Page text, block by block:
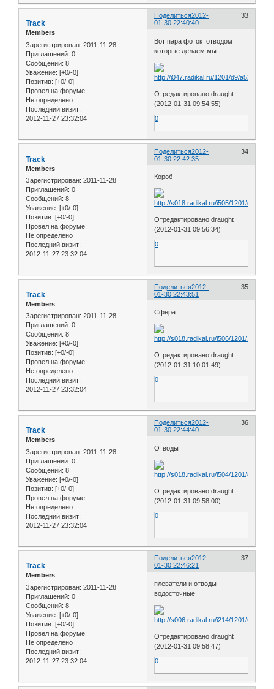
Поделиться 33
2012-
01-30 22:40:40
Track
Members
Зарегистрирован: 2011-11-28
Приглашений: 0
Сообщений: 8
Уважение: [+0/-0]
Позитив: [+0/-0]
Провел на форуме:
Не определено
Последний визит:
2012-11-27 23:32:04
Вот пара фоток отводом
которые делаем мы.
Отредактировано draught
(2012-01-31 09:54:55)
0
Поделиться 34
2012-
01-30 22:42:35
Track
Members
Зарегистрирован: 2011-11-28
Приглашений: 0
Сообщений: 8
Уважение: [+0/-0]
Позитив: [+0/-0]
Провел на форуме:
Не определено
Последний визит:
2012-11-27 23:32:04
Короб
Отредактировано draught
(2012-01-31 09:56:34)
0
Поделиться 35
2012-
01-30 22:43:51
Track
Members
Зарегистрирован: 2011-11-28
Приглашений: 0
Сообщений: 8
Уважение: [+0/-0]
Позитив: [+0/-0]
Провел на форуме:
Не определено
Последний визит:
2012-11-27 23:32:04
Сфера
Отредактировано draught
(2012-01-31 10:01:49)
0
Поделиться 36
2012-
01-30 22:44:40
Track
Members
Зарегистрирован: 2011-11-28
Приглашений: 0
Сообщений: 8
Уважение: [+0/-0]
Позитив: [+0/-0]
Провел на форуме:
Не определено
Последний визит:
2012-11-27 23:32:04
Отводы
Отредактировано draught
(2012-01-31 09:58:00)
0
Поделиться 37
2012-
01-30 22:46:21
Track
Members
Зарегистрирован: 2011-11-28
Приглашений: 0
Сообщений: 8
Уважение: [+0/-0]
Позитив: [+0/-0]
Провел на форуме:
Не определено
Последний визит:
2012-11-27 23:32:04
плеватели и отводы
водосточные
Отредактировано draught
(2012-01-31 09:58:47)
0